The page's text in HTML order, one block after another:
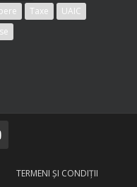
Taxe
UAIC
TERMENI ŞI CONDIŢII